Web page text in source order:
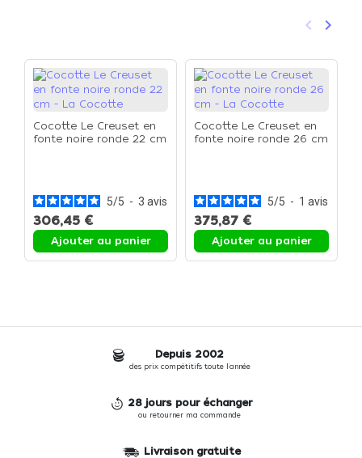
Précédent
keyboard_arrow_left keyboard_arrow_right
Cocotte Le Creuset en
fonte noire ronde 22 cm
5/5 - 3 avis
306,45 €
Ajouter au panier
Cocotte Le Creuset en
fonte noire ronde 26 cm
5/5 - 1 avis
375,87 €
Ajouter au panier
Depuis 2002
des prix compétitifs toute l'année
28 jours pour échanger
ou retourner ma commande
Livraison gratuite